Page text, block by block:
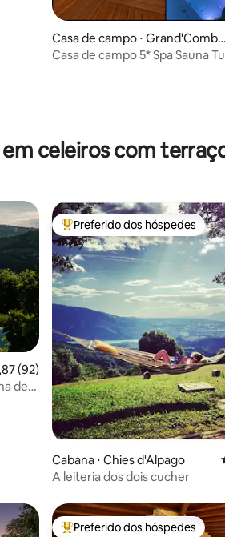
Casa de campo ⋅ Grand'Combe
-Châteleu
Casa de campo 5* Spa Sauna
celeiros com
de uma avaliação média de 5, 92
(92)
de
Entre os melhores preferidos
Preferido dos hóspedes
Cabana ⋅ Chies d'Alpago
A leiteria dos dois cucher
Entre os melhores preferidos
Preferido dos hóspedes